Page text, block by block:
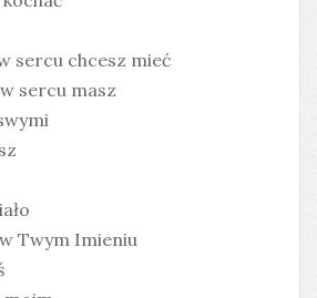
sercu chcesz mieć
sercu masz
Twym Imieniu